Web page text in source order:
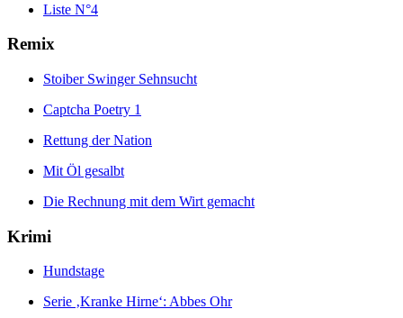
Liste N°4
Remix
Stoiber Swinger Sehnsucht
Captcha Poetry 1
Rettung der Nation
Mit Öl gesalbt
Die Rechnung mit dem Wirt gemacht
Krimi
Hundstage
Serie ‚Kranke Hirne‘: Abbes Ohr